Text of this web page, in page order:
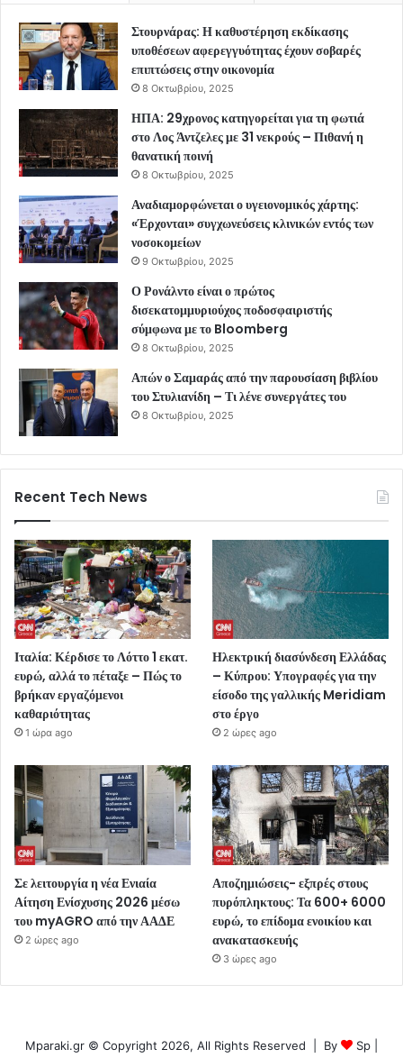
Στουρνάρας: Η καθυστέρηση εκδίκασης
υποθέσεων αφερεγγυότητας έχουν σοβαρές
επιπτώσεις στην οικονομία
8 Οκτωβρίου, 2025
ΗΠΑ: 29χρονος κατηγορείται για τη φωτιά
στο Λος Άντζελες με 31 νεκρούς – Πιθανή η
θανατική ποινή
8 Οκτωβρίου, 2025
Αναδιαμορφώνεται ο υγειονομικός χάρτης:
«Έρχονται» συγχωνεύσεις κλινικών εντός των
νοσοκομείων
9 Οκτωβρίου, 2025
Ο Ρονάλντο είναι ο πρώτος
δισεκατομμυριούχος ποδοσφαιριστής
σύμφωνα με το Bloomberg
8 Οκτωβρίου, 2025
Απών ο Σαμαράς από την παρουσίαση βιβλίου
του Στυλιανίδη – Τι λένε συνεργάτες του
8 Οκτωβρίου, 2025
Recent Tech News
Ιταλία: Κέρδισε το Λόττο 1 εκατ.
ευρώ, αλλά το πέταξε – Πώς το
βρήκαν εργαζόμενοι
καθαριότητας
1 ώρα ago
Ηλεκτρική διασύνδεση Ελλάδας
– Κύπρου: Υπογραφές για την
είσοδο της γαλλικής Meridiam
στο έργο
2 ώρες ago
Σε λειτουργία η νέα Ενιαία
Αίτηση Ενίσχυσης 2026 μέσω
του myAGRO από την ΑΑΔΕ
2 ώρες ago
Αποζημιώσεις- εξπρές στους
πυρόπληκτους: Τα 600+ 6000
ευρώ, το επίδομα ενοικίου και
ανακατασκευής
3 ώρες ago
Mparaki.gr © Copyright 2026, All Rights Reserved | By Sp